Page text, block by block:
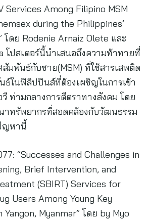
Services Among Filipino MSM
during the Philippines’
โดย Rodenie Arnaiz Olete และ
โปสเตอร์นี้นำเสนอถึงความท้าทายที่
มพันธ์กับชาย(MSM) ที่ใช้สารเสพติด
ในฟิลิปปินส์ที่ต้องเผชิญในการเข้า
วี ท่ามกลางการตีตราทางสังคม โดย
ทรัพยากรที่สอดคล้องกับวัฒนธรรม
ญหานี้
“Successes and Challenges in
Brief Intervention, and
(SBIRT) Services for
Users Among Young Key
Myanmar” โดย by Myo